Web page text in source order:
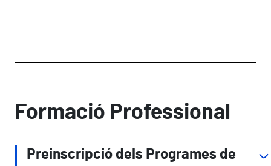
Formació Professional
Preinscripció dels Programes de